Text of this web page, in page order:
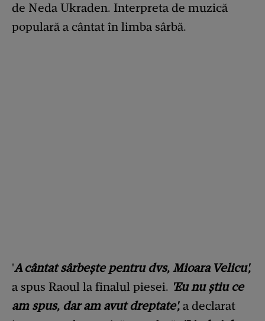
de Neda Ukraden. Interpreta de muzică
populară a cântat în limba sârbă.
'A cântat sârbește pentru dvs, Mioara Velicu',
a spus Raoul la finalul piesei. 'Eu nu știu ce
am spus, dar am avut dreptate', a declarat